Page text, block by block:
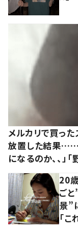
メルカリで買っ
放置した結果……
になるのか、、」
20
ご
景”
「こ